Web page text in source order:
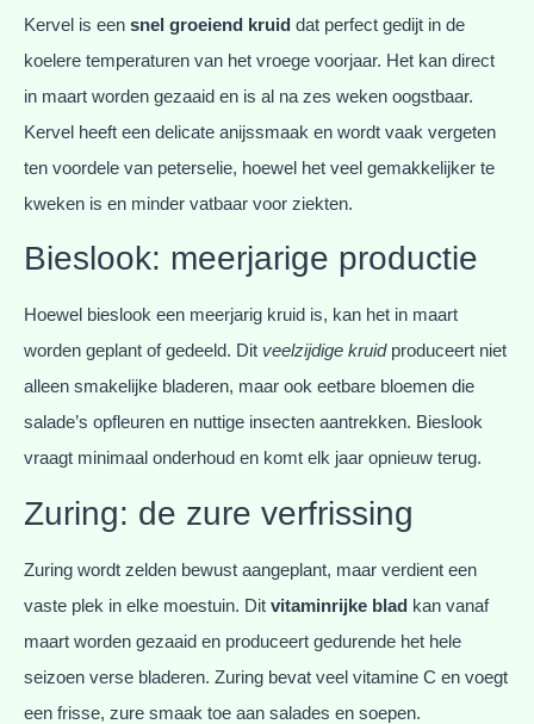
Kervel is een snel groeiend kruid dat perfect gedijt in de
koelere temperaturen van het vroege voorjaar. Het kan direct
in maart worden gezaaid en is al na zes weken oogstbaar.
Kervel heeft een delicate anijssmaak en wordt vaak vergeten
ten voordele van peterselie, hoewel het veel gemakkelijker te
kweken is en minder vatbaar voor ziekten.
Bieslook: meerjarige productie
Hoewel bieslook een meerjarig kruid is, kan het in maart
worden geplant of gedeeld. Dit veelzijdige kruidproduceert niet
alleen smakelijke bladeren, maar ook eetbare bloemen die
salade’s opfleuren en nuttige insecten aantrekken. Bieslook
vraagt minimaal onderhoud en komt elk jaar opnieuw terug.
Zuring: de zure verfrissing
Zuring wordt zelden bewust aangeplant, maar verdient een
vaste plek in elke moestuin. Dit vitaminrijke blad kan vanaf
maart worden gezaaid en produceert gedurende het hele
seizoen verse bladeren. Zuring bevat veel vitamine C en voegt
een frisse, zure smaak toe aan salades en soepen.